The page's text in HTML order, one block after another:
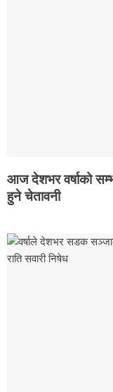
आज देशभर वर्षाको
हुने चेतावनी